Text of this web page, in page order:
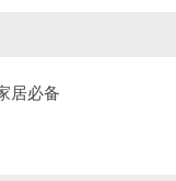
居必备